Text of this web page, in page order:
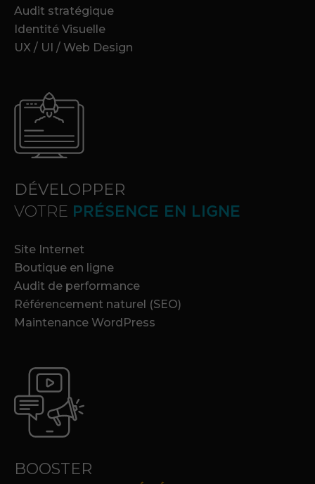
Audit stratégique
Identité Visuelle
UX / UI / Web Design
DÉVELOPPER
VOTRE PRÉSENCE EN LIGNE
Site Internet
Boutique en ligne
Audit de performance
Référencement naturel (SEO)
Maintenance WordPress
BOOSTER